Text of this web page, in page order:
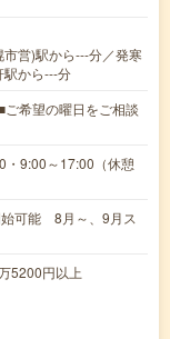
営)駅から---分／発寒
駅から---分
希望の曜日をご相談
・9:00～17:00（休憩
可能 8月～、9月ス
5200円以上